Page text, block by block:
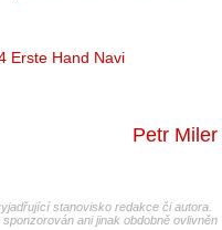
Erste Hand Navi
Petr Miler
stanovisko redakce či autora.
ani jinak obdobně ovlivněn